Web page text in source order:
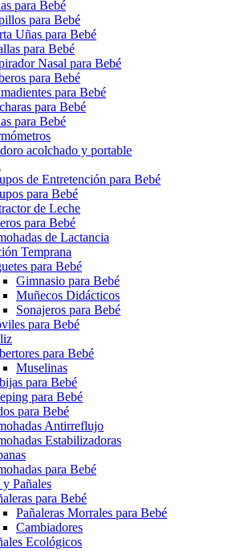
para Bebé
para Bebé
Uñas para Bebé
para Bebé
Nasal para Bebé
para Bebé
para Bebé
para Bebé
para Bebé
acolchado y portable
de Entretención para Bebé
para Bebé
de Leche
para Bebé
de Lactancia
Temprana
para Bebé
Gimnasio para Bebé
Muñecos Didácticos
Sonajeros para Bebé
para Bebé
para Bebé
Muselinas
para Bebé
para Bebé
para Bebé
Antirreflujo
Estabilizadoras
para Bebé
y Pañales
para Bebé
Pañaleras Morrales para Bebé
Cambiadores
Ecológicos